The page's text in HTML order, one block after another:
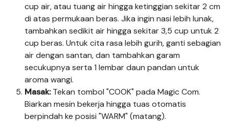
cup air, atau tuang air hingga ketinggian sekitar 2 cm
di atas permukaan beras. Jika ingin nasi lebih lunak,
tambahkan sedikit air hingga sekitar 3,5 cup untuk 2
cup beras. Untuk cita rasa lebih gurih, ganti sebagian
air dengan santan, dan tambahkan garam
secukupnya serta 1 lembar daun pandan untuk
aroma wangi.
Masak:Tekan tombol "COOK" pada Magic Com.
Biarkan mesin bekerja hingga tuas otomatis
berpindah ke posisi "WARM" (matang).